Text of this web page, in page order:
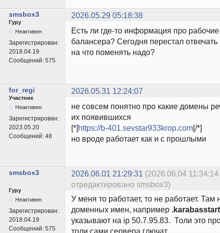
smsbox3 2026.05.29 05:18:38
Гуру
Неактивен
Зарегистрирован:
2018.04.19
Сообщений: 575
Есть ли где-то информация про
балансера? Сегодня перестал
на что поменять надо?
for_regi 2026.05.31 12:24:07
Участник
Неактивен
Зарегистрирован:
2023.05.20
Сообщений: 48
не совсем понятно про какие домены
их появившихся
[*]https://b-401.sevstar933krop.com[/*]
но вроде работает как и с прошлыми
smsbox3 2026.06.01 21:29:31 (2026.06.04 11:34:14
отредактировано smsbox3)
Гуру
Неактивен
Зарегистрирован:
2018.04.19
Сообщений: 575
У меня то работает, то не работает. Там
доменных имен, например
указывают на ip 50.7.95.83. Толи это
толи сами сервера глючат.